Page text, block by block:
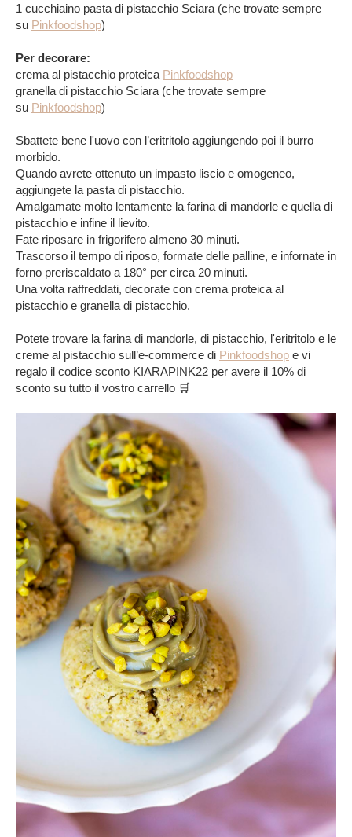
1 cucchiaino pasta di pistacchio Sciara (che trovate sempre
su Pinkfoodshop)
Per decorare:
crema al pistacchio proteica Pinkfoodshop
granella di pistacchio Sciara (che trovate sempre
su Pinkfoodshop)
Sbattete bene l'uovo con l’eritritolo aggiungendo poi il burro
morbido.
Quando avrete ottenuto un impasto liscio e omogeneo,
aggiungete la pasta di pistacchio.
Amalgamate molto lentamente la farina di mandorle e quella di
pistacchio e infine il lievito.
Fate riposare in frigorifero almeno 30 minuti.
Trascorso il tempo di riposo, formate delle palline, e infornate in
forno preriscaldato a 180° per circa 20 minuti.
Una volta raffreddati, decorate con crema proteica al
pistacchio e granella di pistacchio.
Potete trovare la farina di mandorle, di pistacchio, l'eritritolo e le
creme al pistacchio sull’e-commerce di Pinkfoodshop e vi
regalo il codice sconto KIARAPINK22 per avere il 10% di
sconto su tutto il vostro carrello 🛒